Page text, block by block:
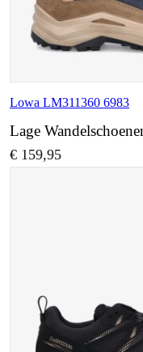
Lowa LM311360 6983
Lage
€ 159,95